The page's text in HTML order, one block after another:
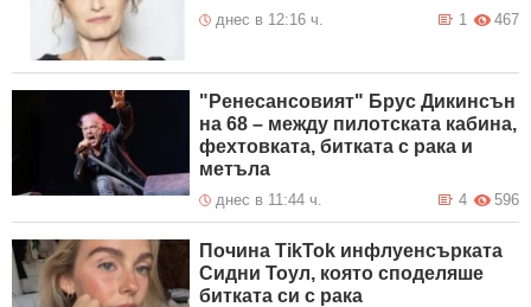
днес в 12:16 ч. 467
1
"Ренесансовият" Брус Дикинсън
на 68 – между пилотската кабина,
фехтовката, битката с рака и
метъла
днес в 11:44 ч. 596
4
Почина TikTok инфлуенсърката
Сидни Тоул, която споделяше
битката си с рака